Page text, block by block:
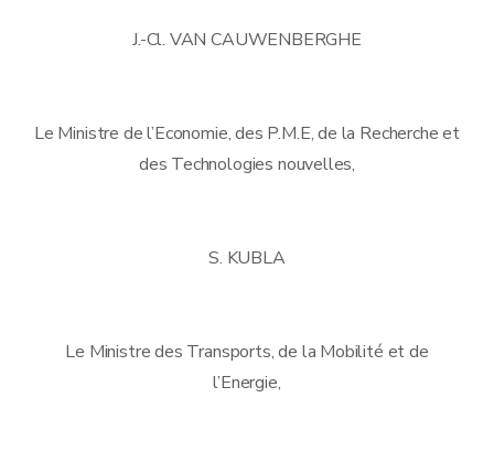
J.-Cl. VAN CAUWENBERGHE
Le Ministre de l’Economie, des P.M.E, de la Recherche et
des Technologies nouvelles,
S. KUBLA
Le Ministre des Transports, de la Mobilité et de
l’Energie,